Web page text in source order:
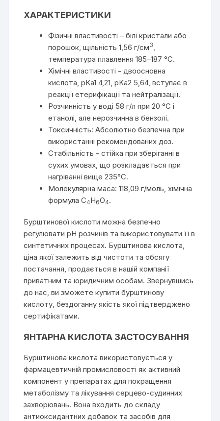
ХАРАКТЕРИСТИКИ
Фізичні властивості – білі кристали або
порошок, щільність 1,56 г/см3
температура плавлення 185–187 °C.
Хімічні властивості - двоосновна
кислота, pKa1 4,21, pKa2 5,64, вступає в
реакції етерифікації та нейтралізації.
Розчинність у воді 58 г/л при 20 °C і
етанолі, але нерозчинна в бензолі.
Токсичність: Абсолютно безпечна при
використанні рекомендованих доз.
Стабільність - стійка при зберіганні в
сухих умовах, що розкладається при
нагріванні вище 235°C.
Молекулярна маса: 118,09 г/моль, хімічна
формула C4H6O4.
Бурштинової кислоти можна безпечно
регулювати pH розчинів та використовувати її в
синтетичних процесах. Бурштинова кислота,
ціна якої залежить від чистоти та обсягу
постачання, продається в нашій компанії
приватним та юридичним особам. Звернувшись
до нас, ви зможете купити бурштинову
кислоту, бездоганну якість якої підтверджено
сертифікатами.
ЯНТАРНА КИСЛОТА ЗАСТОСУВАННЯ
Бурштинова кислота використовується у
фармацевтичній промисловості як активний
компонент у препаратах для покращення
метаболізму та лікування серцево-судинних
захворювань. Вона входить до складу
антиоксидантних добавок та засобів для